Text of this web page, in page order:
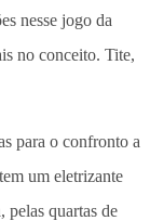
nesse jogo da
no conceito. Tite,
para o confronto a
um eletrizante
quartas de